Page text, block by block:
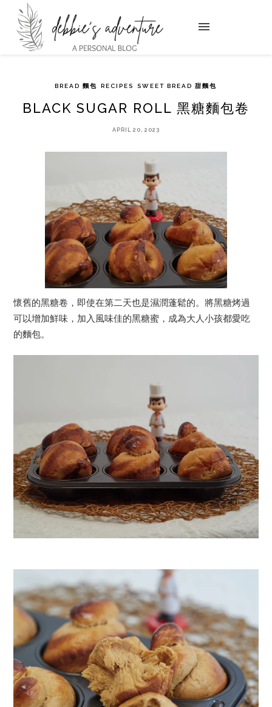
BREAD 麵包 RECIPES SWEET BREAD 甜麵包
BLACK SUGAR ROLL 黑糖麵包卷
APRIL 20, 2023
懷舊的黑糖卷，即使在第二天也是濕潤蓬鬆的。將黑糖烤過
可以增加鮮味，加入風味佳的黑糖蜜，成為大人小孩都愛吃
的麵包。